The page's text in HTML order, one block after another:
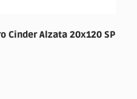
Cinder Alzata 20x120 SP